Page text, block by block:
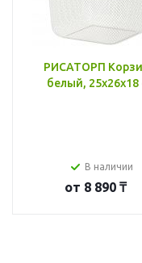
РИСАТОРП
белый, 25x26x18
В наличии
от 8 890 ₸